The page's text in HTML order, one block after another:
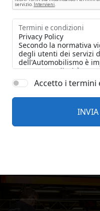
Termini e condizioni
Accetto i termini